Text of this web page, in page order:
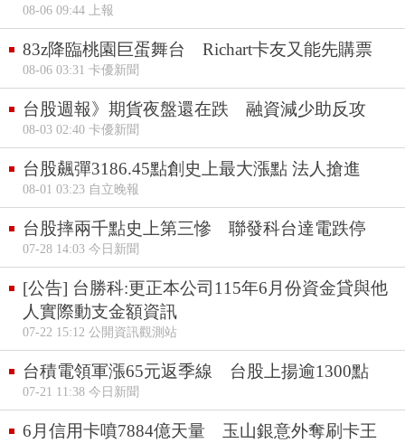
08-06 09:44 上報
83z降臨桃園巨蛋舞台 Richart卡友又能先購票
08-06 03:31 卡優新聞
台股週報》期貨夜盤還在跌 融資減少助反攻
08-03 02:40 卡優新聞
台股飆彈3186.45點創史上最大漲點 法人搶進
08-01 03:23 自立晚報
台股摔兩千點史上第三慘 聯發科台達電跌停
07-28 14:03 今日新聞
[公告] 台勝科:更正本公司115年6月份資金貸與他
人實際動支金額資訊
07-22 15:12 公開資訊觀測站
台積電領軍漲65元返季線 台股上揚逾1300點
07-21 11:38 今日新聞
6月信用卡噴7884億天量 玉山銀意外奪刷卡王